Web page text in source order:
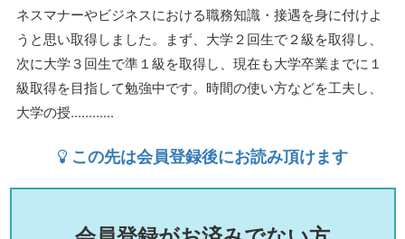
ネスマナーやビジネスにおける職務知識・接遇を身に付けよ
うと思い取得しました。まず、大学２回生で２級を取得し、
次に大学３回生で準１級を取得し、現在も大学卒業までに１
級取得を目指して勉強中です。時間の使い方などを工夫し、
大学の授............
この先は会員登録後にお読み頂けます